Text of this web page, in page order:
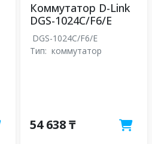
Коммутатор D-Link
DGS-1024C/F6/E
DGS-1024C/F6/E
Тип: коммутатор
54 638 ₸